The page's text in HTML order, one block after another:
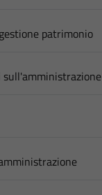
patrimonio